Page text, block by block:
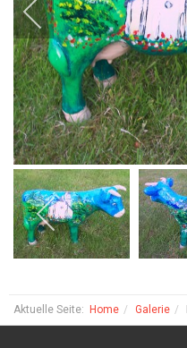
Aktuelle Seite: Home Galerie